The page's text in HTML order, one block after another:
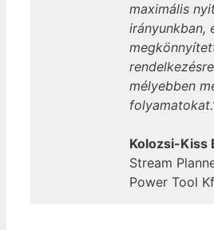
maximális
irányunkban,
mélyebben
Kolozsi-Kiss
Stream
Power Tool